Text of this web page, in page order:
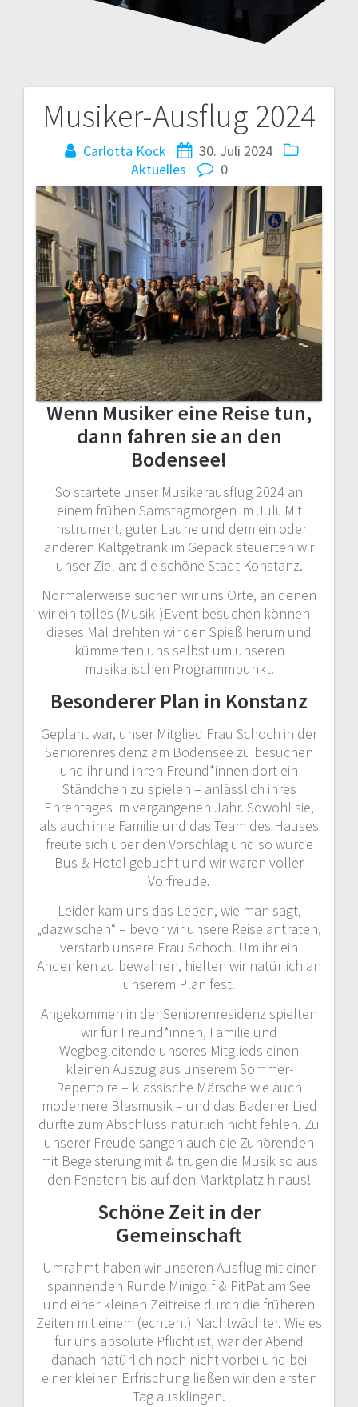
Musiker-Ausflug 2024
Carlotta Kock
30. Juli 2024
Aktuelles
0
Wenn Musiker eine Reise tun,
dann fahren sie an den
Bodensee!
So startete unser Musikerausflug 2024 an
einem frühen Samstagmorgen im Juli. Mit
Instrument, guter Laune und dem ein oder
anderen Kaltgetränk im Gepäck steuerten wir
unser Ziel an: die schöne Stadt Konstanz.
Normalerweise suchen wir uns Orte, an denen
wir ein tolles (Musik-)Event besuchen können –
dieses Mal drehten wir den Spieß herum und
kümmerten uns selbst um unseren
musikalischen Programmpunkt.
Besonderer Plan in Konstanz
Geplant war, unser Mitglied Frau Schoch in der
Seniorenresidenz am Bodensee zu besuchen
und ihr und ihren Freund*innen dort ein
Ständchen zu spielen – anlässlich ihres
Ehrentages im vergangenen Jahr. Sowohl sie,
als auch ihre Familie und das Team des Hauses
freute sich über den Vorschlag und so wurde
Bus & Hotel gebucht und wir waren voller
Vorfreude.
Leider kam uns das Leben, wie man sagt,
„dazwischen“ – bevor wir unsere Reise antraten,
verstarb unsere Frau Schoch. Um ihr ein
Andenken zu bewahren, hielten wir natürlich an
unserem Plan fest.
Angekommen in der Seniorenresidenz spielten
wir für Freund*innen, Familie und
Wegbegleitende unseres Mitglieds einen
kleinen Auszug aus unserem Sommer-
Repertoire – klassische Märsche wie auch
modernere Blasmusik – und das Badener Lied
durfte zum Abschluss natürlich nicht fehlen. Zu
unserer Freude sangen auch die Zuhörenden
mit Begeisterung mit & trugen die Musik so aus
den Fenstern bis auf den Marktplatz hinaus!
Schöne Zeit in der
Gemeinschaft
Umrahmt haben wir unseren Ausflug mit einer
spannenden Runde Minigolf & PitPat am See
und einer kleinen Zeitreise durch die früheren
Zeiten mit einem (echten!) Nachtwächter. Wie es
für uns absolute Pflicht ist, war der Abend
danach natürlich noch nicht vorbei und bei
einer kleinen Erfrischung ließen wir den ersten
Tag ausklingen.
Beitragsnavigation